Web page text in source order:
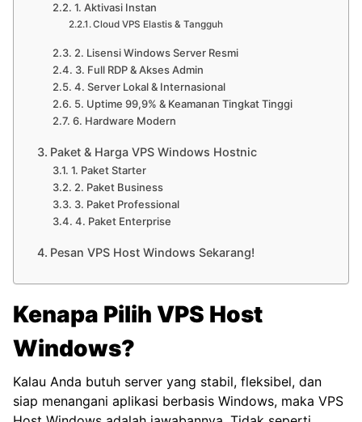
1. Aktivasi Instan
Cloud VPS Elastis & Tangguh
2. Lisensi Windows Server Resmi
3. Full RDP & Akses Admin
4. Server Lokal & Internasional
5. Uptime 99,9% & Keamanan Tingkat Tinggi
6. Hardware Modern
Paket & Harga VPS Windows Hostnic
1. Paket Starter
2. Paket Business
3. Paket Professional
4. Paket Enterprise
Pesan VPS Host Windows Sekarang!
Kenapa Pilih VPS Host
Windows?
Kalau Anda butuh server yang stabil, fleksibel, dan
siap menangani aplikasi berbasis Windows, maka VPS